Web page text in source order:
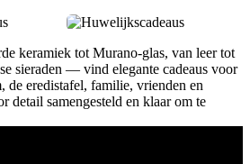
keramiek tot Murano-glas, van leer tot
sieraden — vind elegante cadeaus voor
de eredistafel, familie, vrienden en
detail samengesteld en klaar om te